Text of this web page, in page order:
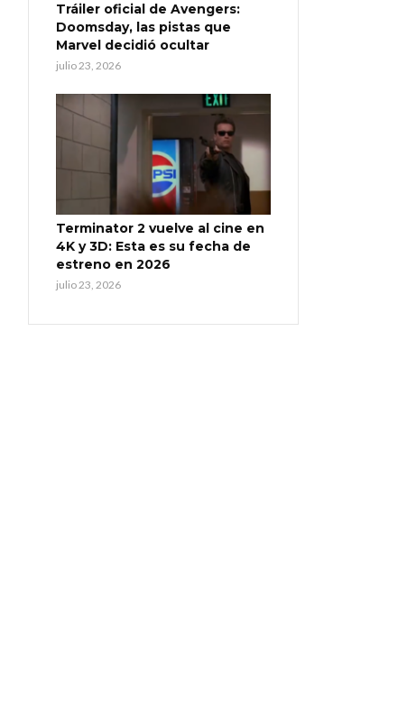
Tráiler oficial de Avengers:
Doomsday, las pistas que
Marvel decidió ocultar
julio 23, 2026
Terminator 2 vuelve al cine en
4K y 3D: Esta es su fecha de
estreno en 2026
julio 23, 2026